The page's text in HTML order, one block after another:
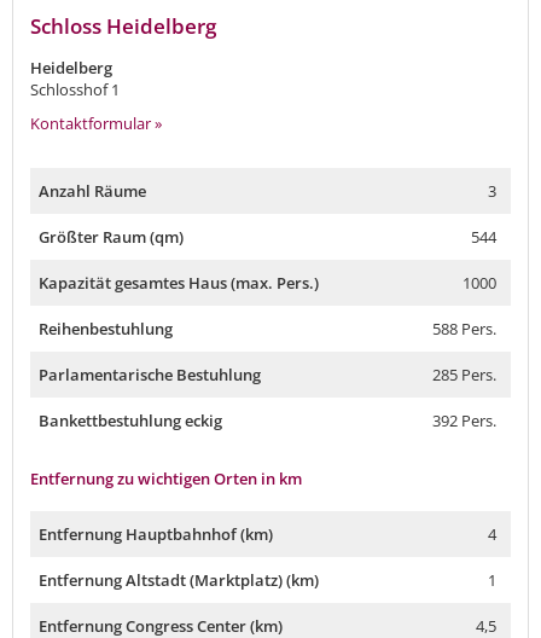
Schloss Heidelberg
Heidelberg
Schlosshof 1
Kontaktformular »
Anzahl Räume 3
Größter Raum (qm) 544
Kapazität gesamtes Haus (max. Pers.) 1000
Reihenbestuhlung 588 Pers.
Parlamentarische Bestuhlung 285 Pers.
Bankettbestuhlung eckig 392 Pers.
Entfernung zu wichtigen Orten in km
Entfernung Hauptbahnhof (km) 4
Entfernung Altstadt (Marktplatz) (km) 1
Entfernung Congress Center (km) 4,5